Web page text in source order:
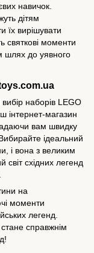
навичок.
дітям
їх вирішувати
святкові моменти
шлях до уявного
наборів LEGO
магазин
вам швидку
ідеальний
і вона з великим
східних легенд
на
моменти
легенд.
справжнім